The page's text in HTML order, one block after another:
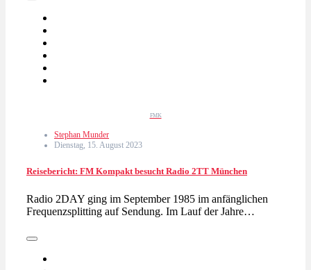
FMK
Stephan Munder
Dienstag, 15. August 2023
Reisebericht: FM Kompakt besucht Radio 2TT München
Radio 2DAY ging im September 1985 im anfänglichen
Frequenzsplitting auf Sendung. Im Lauf der Jahre…